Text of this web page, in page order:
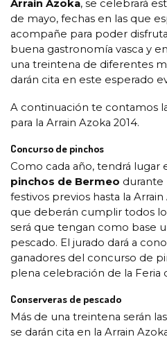
Arrain Azoka, se celebrará
de mayo, fechas en las que
acompañe para poder
buena gastronomía vasca y
una treintena de diferentes
darán cita en este esperado
A continuación te contamos
para la Arrain Azoka 2014.
Concurso de pinchos
Como cada año, tendrá lugar
pinchos de Bermeo durante
festivos previos hasta la
que deberán cumplir todos
será que tengan como base
pescado. El jurado dará a
ganadores del concurso de
plena celebración de la Feria
Conserveras de pescado
Más de una treintena serán
se darán cita en la Arrain